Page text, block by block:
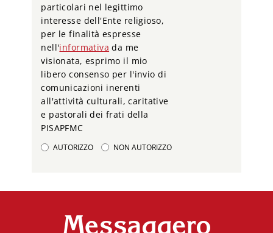
particolari nel legittimo
interesse dell'Ente religioso,
per le finalità espresse
nell'informativa da me
visionata, esprimo il mio
libero consenso per l'invio di
comunicazioni inerenti
all'attività culturali, caritative
e pastorali dei frati della
PISAPFMC
AUTORIZZO NON AUTORIZZO